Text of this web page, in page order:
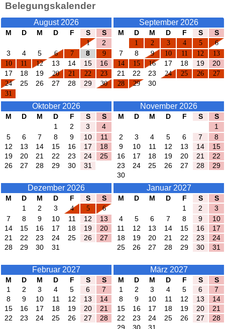
Belegungskalender
August 2026
M D M D F S
S
1
2
3
4 5 6 7 8
9
10
11 12 13 14 15
16
17
18 19 20 21 22
23
24
25 26 27 28 29
30
31
September 2026
M D M D F S
S
1
2 3 4 5
6
7
8 9 10 11 12
13
14
15 16 17 18 19
20
21
22 23 24 25 26
27
28
29 30
Oktober 2026
M D M D F S
S
1
2 3
4
5
6 7 8 9 10
11
12
13 14 15 16 17
18
19
20 21 22 23 24
25
26
27 28 29 30 31
November 2026
M D M D F S
S
1
2
3 4 5 6 7
8
9
10 11 12 13 14
15
16
17 18 19 20 21
22
23
24 25 26 27 28
29
30
Dezember 2026
M D M D F S
S
1
2 3 4 5
6
7
8 9 10 11 12
13
14
15 16 17 18 19
20
21
22 23 24 25 26
27
28
29 30 31
Januar 2027
M D M D F S
S
1
2
3
4
5 6 7 8 9
10
11
12 13 14 15 16
17
18
19 20 21 22 23
24
25
26 27 28 29 30 31
Februar 2027
M D M D F S
S
1
2 3 4 5 6
7
8
9 10 11 12 13
14
15
16 17 18 19 20
21
22
23 24 25 26 27 28
März 2027
M D M D F S
S
1
2 3 4 5 6
7
8
9 10 11 12 13
14
15
16 17 18 19 20
21
22
23 24 25 26 27
28